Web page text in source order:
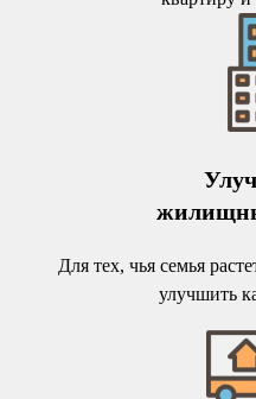
Для тех, чья семья
улучшить